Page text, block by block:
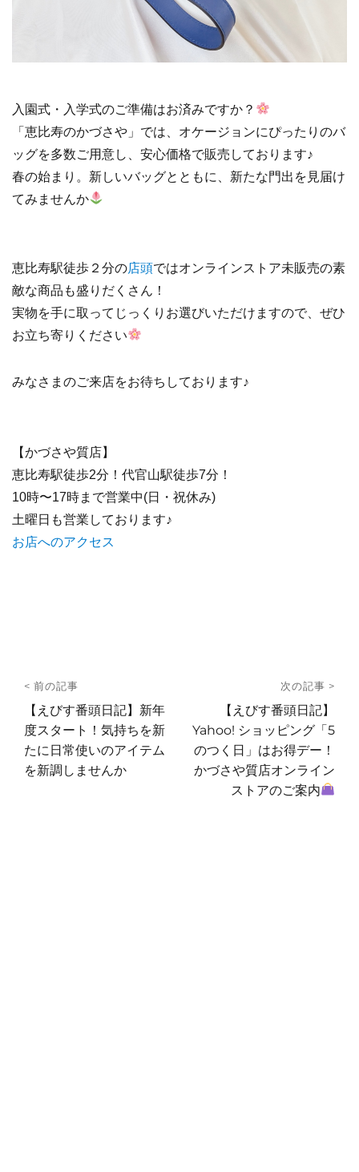
入園式・入学式のご準備はお済みですか？
「恵比寿のかづさや」では、オケージョンにぴったりのバ
ッグを多数ご用意し、安心価格で販売しております♪
春の始まり。新しいバッグとともに、新たな門出を見届け
てみませんか
恵比寿駅徒歩２分の店頭ではオンラインストア未販売の素
敵な商品も盛りだくさん！
実物を手に取ってじっくりお選びいただけますので、ぜひ
お立ち寄りください
みなさまのご来店をお待ちしております♪
【かづさや質店】
恵比寿駅徒歩2分！代官山駅徒歩7分！
10時〜17時まで営業中(日・祝休み)
土曜日も営業しております♪
お店へのアクセス
投
稿
ナ
ビ
< 前の記事
前
の
投
稿:
【えびす番頭日記】新年
度スタート！気持ちを新
たに日常使いのアイテム
を新調しませんか
次の記事 >
の
投
稿:
【えびす番頭日記】
Yahoo! ショッピング「5
のつく日」はお得デー！
かづさや質店オンライン
ストアのご案内